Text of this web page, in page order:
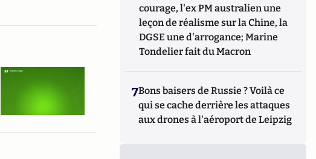
courage, l'ex PM australien une
leçon de réalisme sur la Chine, la
DGSE une d'arrogance; Marine
Tondelier fait du Macron
7Bons baisers de Russie ? Voilà ce
qui se cache derrière les attaques
aux drones à l'aéroport de Leipzig